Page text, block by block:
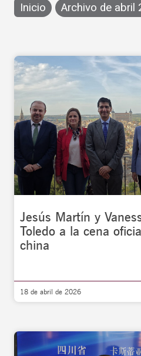
Inicio Archivo de abril
Jesús Martín y
Toledo a la cena
china
18 de abril de 2026